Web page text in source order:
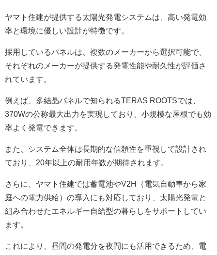
ヤマト住建が提供する太陽光発電システムは、高い発電効
率と環境に優しい設計が特徴です。
採用しているパネルは、複数のメーカーから選択可能で、
それぞれのメーカーが提供する発電性能や耐久性が評価さ
れています。
例えば、多結晶パネルで知られるTERAS ROOTSでは、
370Wの公称最大出力を実現しており、小規模な屋根でも効
率よく発電できます。
また、システム全体は長期的な信頼性を重視して設計され
ており、20年以上の耐用年数が期待されます。
さらに、ヤマト住建では蓄電池やV2H（電気自動車から家
庭への電力供給）の導入にも対応しており、太陽光発電と
組み合わせたエネルギー自給型の暮らしをサポートしてい
ます。
これにより、昼間の発電分を夜間にも活用できるため、電